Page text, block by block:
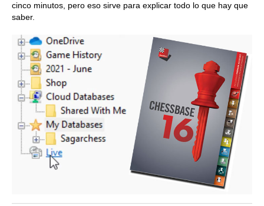
cinco minutos, pero eso sirve para explicar todo lo que hay que
saber.